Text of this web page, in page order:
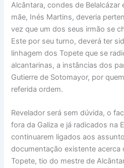
Alcântara, condes de Belalcázar
mãe, Inés Martins, deveria
vez que um dos seus irmão se
Este por seu turno, deverá ter
linhagem dos Topete que se
alcantarinas, a instâncias dos
Gutierre de Sotomayor, por
referida ordem.
Revelador será sem dúvida, o
fora da Galiza e já radicados na
continuarem ligados aos
documentação existente acerca
Topete, tio do mestre de